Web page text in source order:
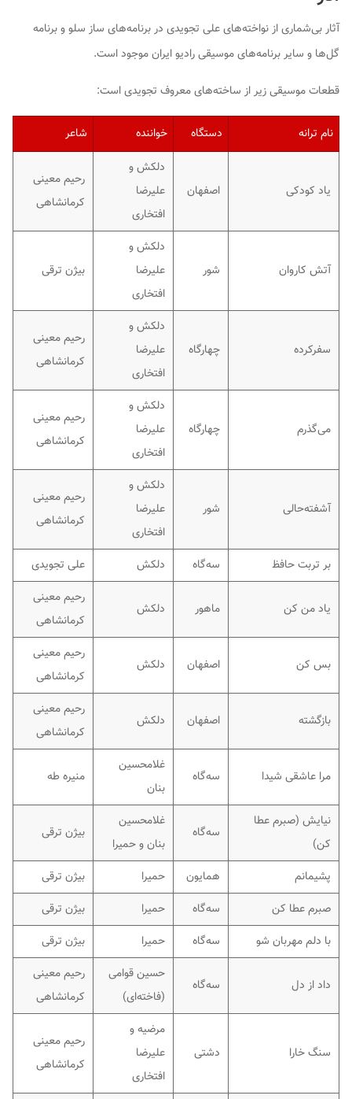
آثار بی‌شماری از نواخته‌های علی تجویدی در برنامه‌های ساز سلو و برنامه
گل‌ها و سایر برنامه‌های موسیقی رادیو ایران موجود است.
قطعات موسیقی زیر از ساخته‌های معروف تجویدی است:
نام ترانه دستگاه خواننده شاعر
یاد کودکی اصفهان
دلکش و
علیرضا
افتخاری
رحیم معینی
کرمانشاهی
آتش کاروان شور
دلکش و
علیرضا
افتخاری
بیژن ترقی
سفرکرده چهارگاه
دلکش و
علیرضا
افتخاری
رحیم معینی
کرمانشاهی
می‌گذرم چهارگاه
دلکش و
علیرضا
افتخاری
رحیم معینی
کرمانشاهی
آشفته‌حالی شور
دلکش و
علیرضا
افتخاری
رحیم معینی
کرمانشاهی
بر تربت حافظ سه‌گاه دلکش علی تجویدی
یاد من کن ماهور دلکش
رحیم معینی
کرمانشاهی
بس کن اصفهان دلکش
رحیم معینی
کرمانشاهی
بازگشته اصفهان دلکش
رحیم معینی
کرمانشاهی
مرا عاشقی شیدا سه‌گاه
غلامحسین
بنان
منیره طه
نیایش (صبرم عطا
کن)
سه‌گاه
غلامحسین
بنان و حمیرا
بیژن ترقی
پشیمانم همایون حمیرا
بیژن ترقی
صبرم عطا کن
سه‌گاه حمیرا
بیژن ترقی
با دلم مهربان شو
سه‌گاه حمیرا بیژن ترقی
داد از دل سه‌گاه
حسین قوامی
(فاخته‌ای)
رحیم معینی
کرمانشاهی
سنگ خارا دشتی
مرضیه و
علیرضا
افتخاری
رحیم معینی
کرمانشاهی